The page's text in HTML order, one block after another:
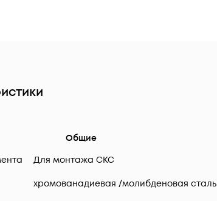
Общие
Для монтажа СКС
хромованадиевая /молибденовая сталь